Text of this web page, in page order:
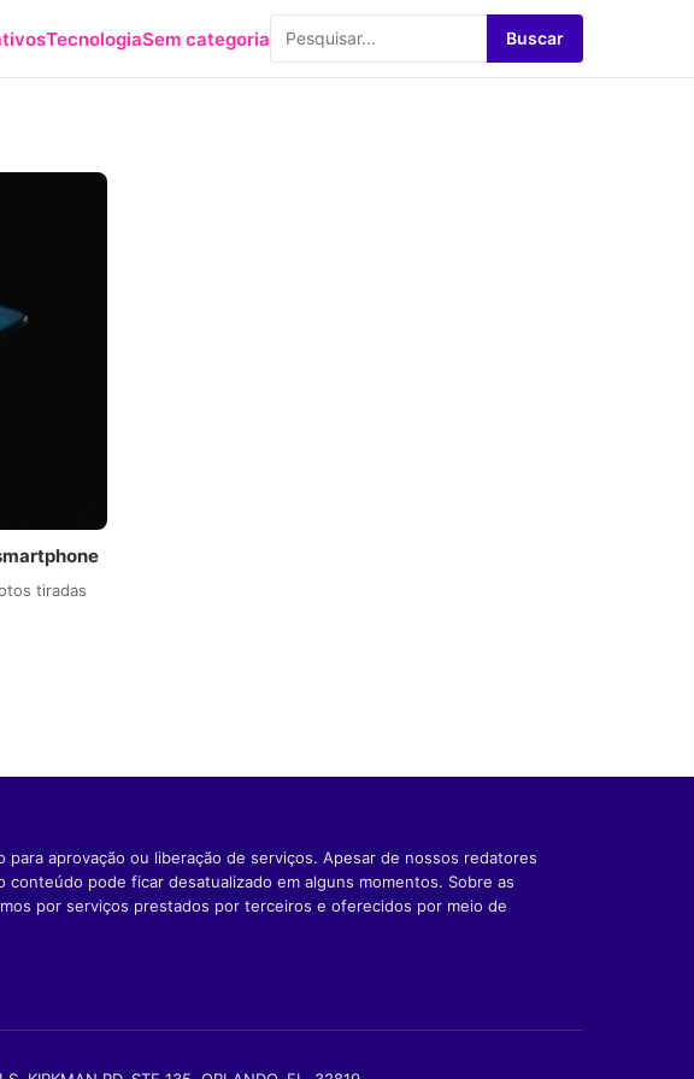
TecnologiaSem categoria Buscar
tiradas
aprovação ou liberação de serviços. Apesar de nossos redatores
pode ficar desatualizado em alguns momentos. Sobre as
por serviços prestados por terceiros e oferecidos por meio de